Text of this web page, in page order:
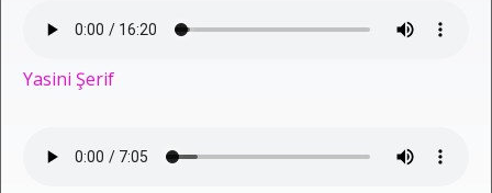
Yasini Şerif